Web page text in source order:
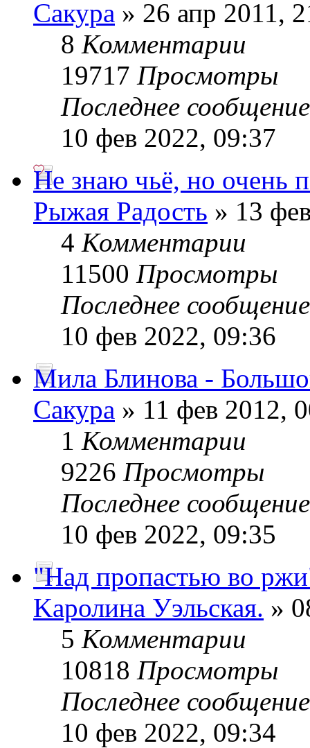
Сакура » 26 апр 2011,
8 Комментарии
19717 Просмотры
Последнее
10 фев 2022, 09:37
Не знаю чьё, но очень
Рыжая Радость » 13
4 Комментарии
11500 Просмотры
Последнее
10 фев 2022, 09:36
Мила Блинова -
Сакура » 11 фев 2012,
1 Комментарии
9226 Просмотры
Последнее
10 фев 2022, 09:35
"Над пропастью во
Kaролина Уэльская. »
5 Комментарии
10818 Просмотры
Последнее
10 фев 2022, 09:34